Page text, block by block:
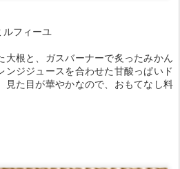
フィーユ
大根と、ガスバーナーで炙ったみかん
ンジジュースを合わせた甘酸っぱいド
見た目が華やかなので、おもてなし料